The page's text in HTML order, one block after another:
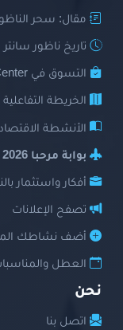
مقال: سحر
تاريخ ناظور سانتر
التسوق في Nador Center
الخريطة التفاعلية GPS
الأنشطة
بوابة مرحبا 2026
أفكار واستثمار
تصفح الإعلانات
أضف نشاطك
العطل
نحن
اتصل بنا